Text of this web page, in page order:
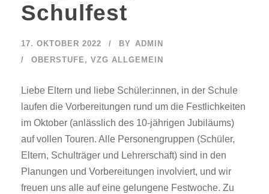
Schulfest
17. OKTOBER 2022 BY ADMIN
OBERSTUFE , VZG ALLGEMEIN
Liebe Eltern und liebe Schüler:innen, in der Schule
laufen die Vorbereitungen rund um die Festlichkeiten
im Oktober (anlässlich des 10-jährigen Jubiläums)
auf vollen Touren. Alle Personengruppen (Schüler,
Eltern, Schulträger und Lehrerschaft) sind in den
Planungen und Vorbereitungen involviert, und wir
freuen uns alle auf eine gelungene Festwoche. Zu